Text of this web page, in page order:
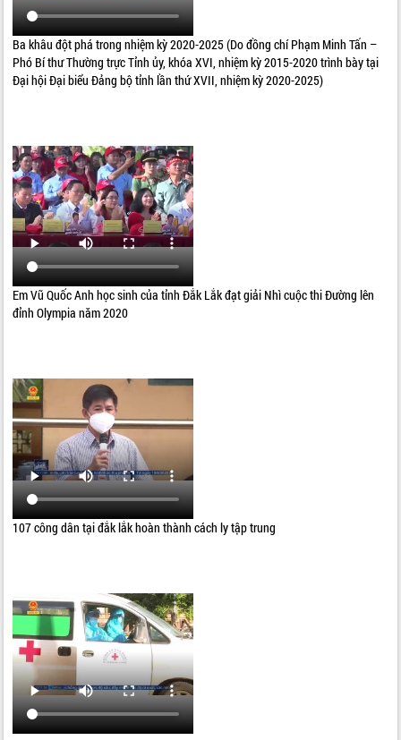
Ba khâu đột phá trong nhiệm kỳ 2020-2025 (Do đồng chí Phạm Minh Tấn –
Phó Bí thư Thường trực Tỉnh ủy, khóa XVI, nhiệm kỳ 2015-2020 trình bày tại
Đại hội Đại biểu Đảng bộ tỉnh lần thứ XVII, nhiệm kỳ 2020-2025)
Em Vũ Quốc Anh học sinh của tỉnh Đắk Lắk đạt giải Nhì cuộc thi Đường lên
đỉnh Olympia năm 2020
107 công dân tại đắk lắk hoàn thành cách ly tập trung